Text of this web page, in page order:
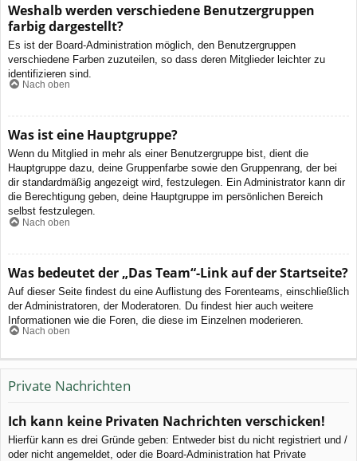
Weshalb werden verschiedene Benutzergruppen
farbig dargestellt?
Es ist der Board-Administration möglich, den Benutzergruppen
verschiedene Farben zuzuteilen, so dass deren Mitglieder leichter zu
identifizieren sind.
Nach oben
Was ist eine Hauptgruppe?
Wenn du Mitglied in mehr als einer Benutzergruppe bist, dient die
Hauptgruppe dazu, deine Gruppenfarbe sowie den Gruppenrang, der bei
dir standardmäßig angezeigt wird, festzulegen. Ein Administrator kann dir
die Berechtigung geben, deine Hauptgruppe im persönlichen Bereich
selbst festzulegen.
Nach oben
Was bedeutet der „Das Team“-Link auf der Startseite?
Auf dieser Seite findest du eine Auflistung des Forenteams, einschließlich
der Administratoren, der Moderatoren. Du findest hier auch weitere
Informationen wie die Foren, die diese im Einzelnen moderieren.
Nach oben
Private Nachrichten
Ich kann keine Privaten Nachrichten verschicken!
Hierfür kann es drei Gründe geben: Entweder bist du nicht registriert und /
oder nicht angemeldet, oder die Board-Administration hat Private